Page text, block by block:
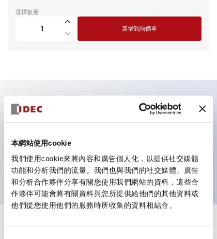
本網站使用cookie
我們使用cookie來將內容和廣告個人化，以提供社交媒體
功能和分析我們的流量。我們也與我們的社交媒體、廣告
和分析合作夥伴分享有關您使用我們網站的資料，這些合
作夥伴可能會將有關資料與您所提供給他們的其他資料或
他們從您使用他們的服務時所收集的資料相結合。
選擇數量
新增到詢價單
主要特點
作業性提升的背部端子方式
全系列統一為22mm軀幹長度的平坦端子面
UL・CSA 認證品
規格 顯示全部+